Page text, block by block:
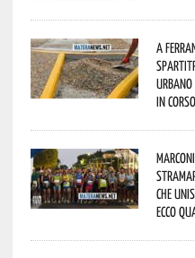
A
urbano
in corso
che
Ecco